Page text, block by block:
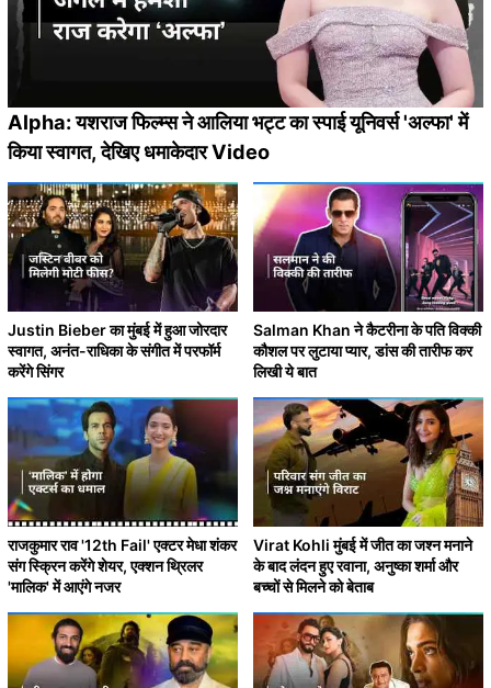
Alpha: यशराज फिल्म्स ने आलिया भट्ट का स्पाई यूनिवर्स 'अल्फा' में
किया स्वागत, देखिए धमाकेदार Video
Justin Bieber का मुंबई में हुआ जोरदार
स्वागत, अनंत-राधिका के संगीत में परफॉर्म
करेंगे सिंगर
Salman Khan ने कैटरीना के पति विक्की
कौशल पर लुटाया प्यार, डांस की तारीफ कर
लिखी ये बात
राजकुमार राव '12th Fail' एक्टर मेधा शंकर
संग स्क्रिन करेंगे शेयर, एक्शन थ्रिलर
'मालिक' में आएंगे नजर
Virat Kohli मुंबई में जीत का जश्न मनाने
के बाद लंदन हुए रवाना, अनुष्का शर्मा और
बच्चों से मिलने को बेताब